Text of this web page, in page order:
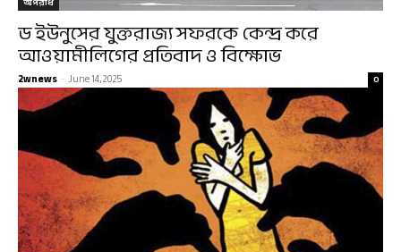
ড ইউনুসের যুক্তরাজ্য সফরকে কেন্দ্র করে
আওয়ামীলিগের প্রতিবাদ ও বিক্ষোভ
2wnews -June 14, 2025 0